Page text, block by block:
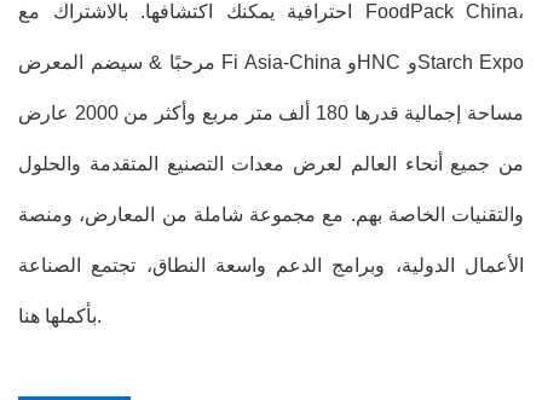
احترافية يمكنك اكتشافها. بالاشتراك مع FoodPack China،
مرحبًا & سيضم المعرض Fi Asia-China وHNC وStarch Expo
مساحة إجمالية قدرها 180 ألف متر مربع وأكثر من 2000 عارض
من جميع أنحاء العالم لعرض معدات التصنيع المتقدمة والحلول
والتقنيات الخاصة بهم. مع مجموعة شاملة من المعارض، ومنصة
الأعمال الدولية، وبرامج الدعم واسعة النطاق، تجتمع الصناعة
بأكملها هنا.